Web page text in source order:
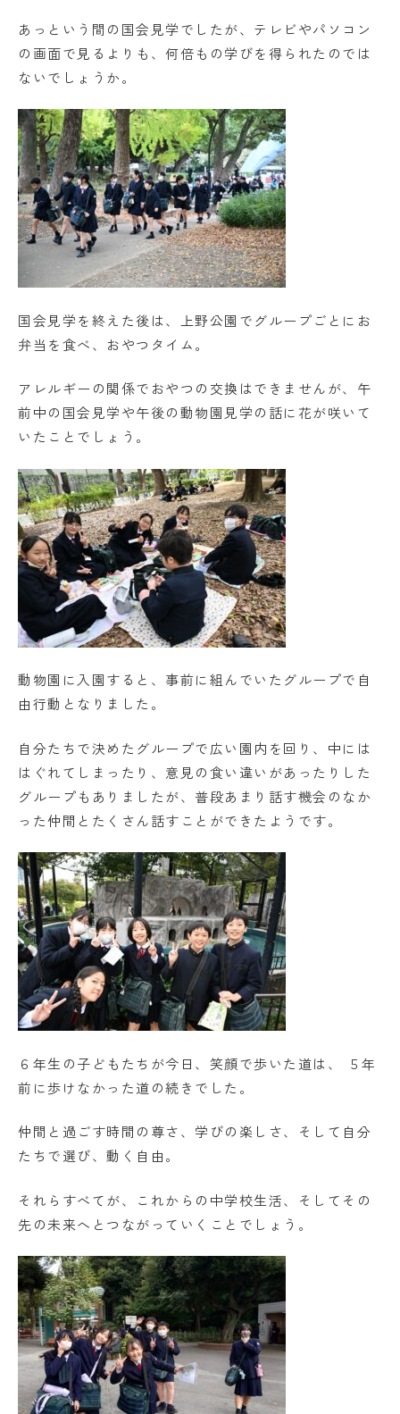
あっという間の国会見学でしたが、テレビやパソコン
の画面で見るよりも、何倍もの学びを得られたのでは
ないでしょうか。
国会見学を終えた後は、上野公園でグループごとにお
弁当を食べ、おやつタイム。
アレルギーの関係でおやつの交換はできませんが、午
前中の国会見学や午後の動物園見学の話に花が咲いて
いたことでしょう。
動物園に入園すると、事前に組んでいたグループで自
由行動となりました。
自分たちで決めたグループで広い園内を回り、中には
はぐれてしまったり、意見の食い違いがあったりした
グループもありましたが、普段あまり話す機会のなか
った仲間とたくさん話すことができたようです。
６年生の子どもたちが今日、笑顔で歩いた道は、 ５年
前に歩けなかった道の続きでした。
仲間と過ごす時間の尊さ、学びの楽しさ、そして自分
たちで選び、動く自由。
それらすべてが、これからの中学校生活、そしてその
先の未来へとつながっていくことでしょう。